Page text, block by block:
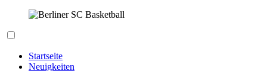
springen
Startseite
Neuigkeiten